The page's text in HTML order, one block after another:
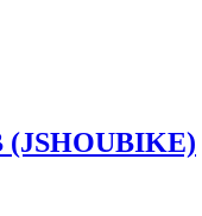
(JSHOUBIKE)